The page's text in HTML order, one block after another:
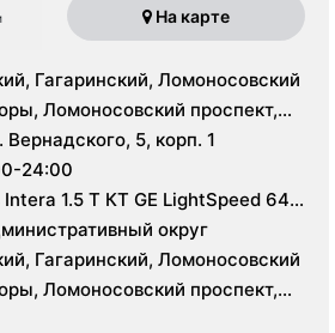
На карте
Гагаринский, Ломоносовский
Ломоносовский проспект,
г. Москва, пр. Вернадского, 5, корп. 1
24:00
1.5 T КТ GE LightSpeed 64
округ
Гагаринский, Ломоносовский
Ломоносовский проспект,